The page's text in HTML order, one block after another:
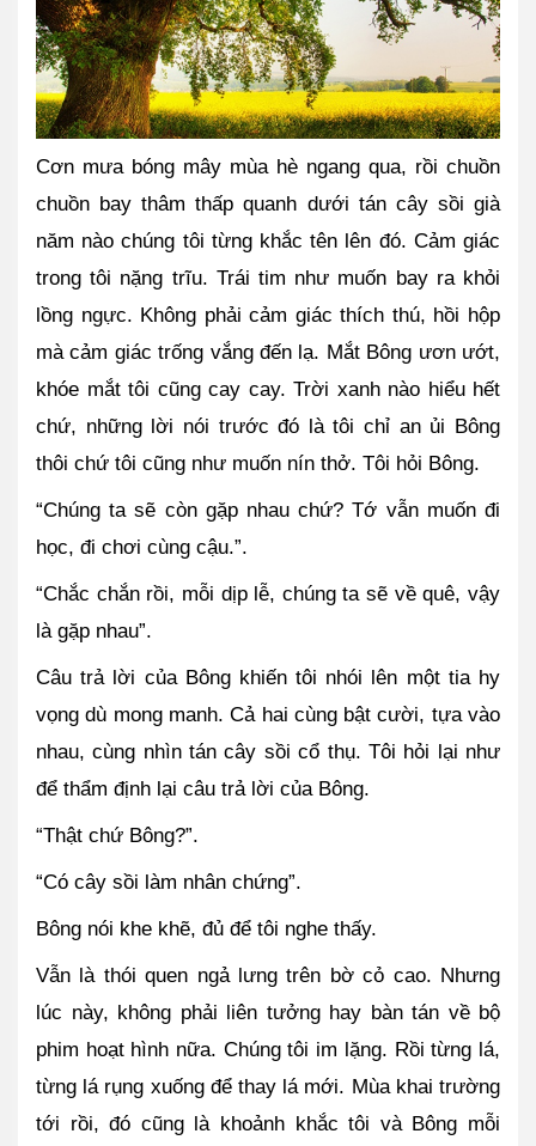
Cơn mưa bóng mây mùa hè ngang qua, rồi chuồn
chuồn bay thâm thấp quanh dưới tán cây sồi già
năm nào chúng tôi từng khắc tên lên đó. Cảm giác
trong tôi nặng trĩu. Trái tim như muốn bay ra khỏi
lồng ngực. Không phải cảm giác thích thú, hồi hộp
mà cảm giác trống vắng đến lạ. Mắt Bông ươn ướt,
khóe mắt tôi cũng cay cay. Trời xanh nào hiểu hết
chứ, những lời nói trước đó là tôi chỉ an ủi Bông
thôi chứ tôi cũng như muốn nín thở. Tôi hỏi Bông.
“Chúng ta sẽ còn gặp nhau chứ? Tớ vẫn muốn đi
học, đi chơi cùng cậu.”.
“Chắc chắn rồi, mỗi dịp lễ, chúng ta sẽ về quê, vậy
là gặp nhau”.
Câu trả lời của Bông khiến tôi nhói lên một tia hy
vọng dù mong manh. Cả hai cùng bật cười, tựa vào
nhau, cùng nhìn tán cây sồi cổ thụ. Tôi hỏi lại như
để thẩm định lại câu trả lời của Bông.
“Thật chứ Bông?”.
“Có cây sồi làm nhân chứng”.
Bông nói khe khẽ, đủ để tôi nghe thấy.
Vẫn là thói quen ngả lưng trên bờ cỏ cao. Nhưng
lúc này, không phải liên tưởng hay bàn tán về bộ
phim hoạt hình nữa. Chúng tôi im lặng. Rồi từng lá,
từng lá rụng xuống để thay lá mới. Mùa khai trường
tới rồi, đó cũng là khoảnh khắc tôi và Bông mỗi